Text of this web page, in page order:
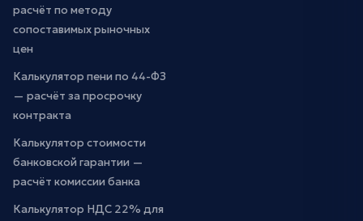
расчёт по методу
сопоставимых рыночных
цен
Калькулятор пени по 44-ФЗ
— расчёт за просрочку
контракта
Калькулятор стоимости
банковской гарантии —
расчёт комиссии банка
Калькулятор НДС 22% для